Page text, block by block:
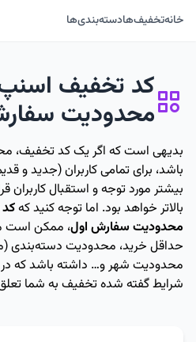
خانهتخفیف‌هادسته‌بندی‌ها
کد تخفیف
محدودیت
بدیهی است که اگر یک کد تخفیف،
باشد، برای تمامی کاربران (جدید و
بیشتر مورد توجه و استقبال کاربران
بالاتر خواهد بود. اما توجه کنید که
محدودیت سفارش اول، ممکن است
حداقل خرید، محدودیت دسته‌بندی
محدودیت شهر و… داشته باشد که در
شرایط گفته شده تخفیف به شما